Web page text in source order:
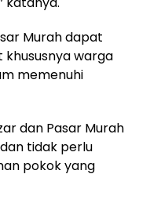
Murah dapat
warga
memenuhi
dan Pasar Murah
tidak perlu
pokok yang